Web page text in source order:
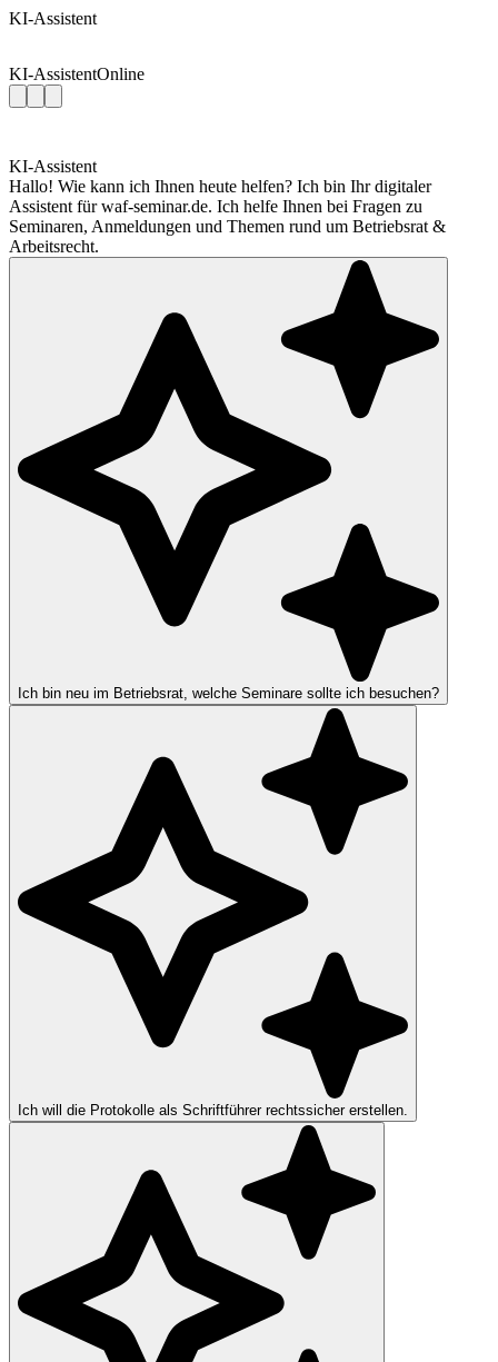
KI-Assistent
KI-AssistentOnline
KI-Assistent
Hallo! Wie kann ich Ihnen heute helfen? Ich bin Ihr digitaler
Assistent für waf-seminar.de. Ich helfe Ihnen bei Fragen zu
Seminaren, Anmeldungen und Themen rund um Betriebsrat &
Arbeitsrecht.
Ich bin neu im Betriebsrat, welche Seminare sollte ich besuchen?
Ich will die Protokolle als Schriftführer rechtssicher erstellen.